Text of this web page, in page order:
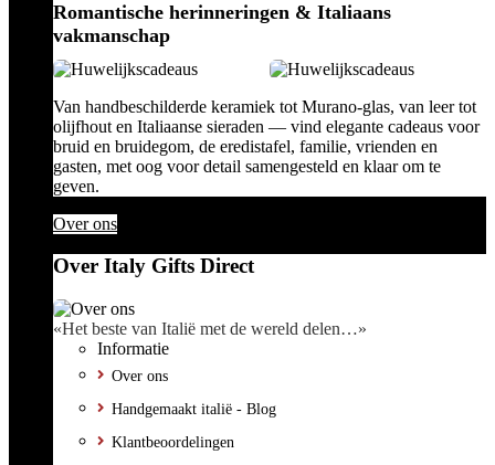
Romantische herinneringen & Italiaans
vakmanschap
Van handbeschilderde keramiek tot Murano-glas, van leer tot
olijfhout en Italiaanse sieraden — vind elegante cadeaus voor
bruid en bruidegom, de eredistafel, familie, vrienden en
gasten, met oog voor detail samengesteld en klaar om te
geven.
Over ons
Over Italy Gifts Direct
«Het beste van Italië met de wereld delen…»
Informatie
Over ons
Handgemaakt italië - Blog
Klantbeoordelingen